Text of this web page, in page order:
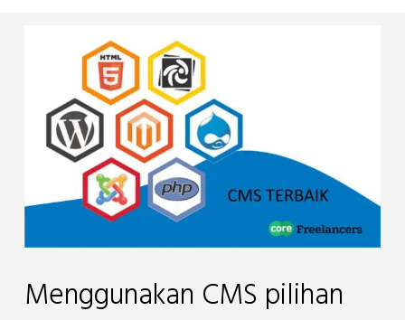
Menggunakan CMS pilihan